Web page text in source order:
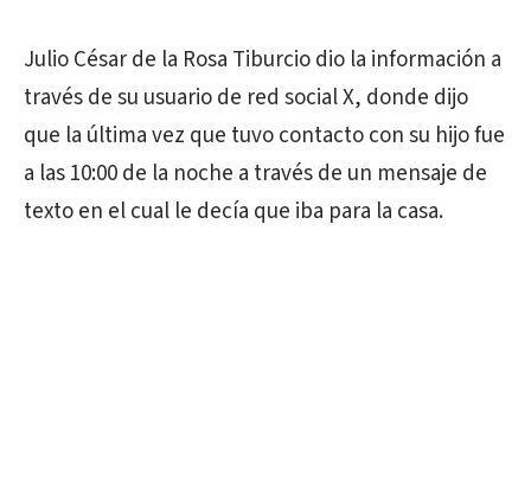
Julio César de la Rosa Tiburcio dio la información a
través de su usuario de red social X, donde dijo
que la última vez que tuvo contacto con su hijo fue
a las 10:00 de la noche a través de un mensaje de
texto en el cual le decía que iba para la casa.